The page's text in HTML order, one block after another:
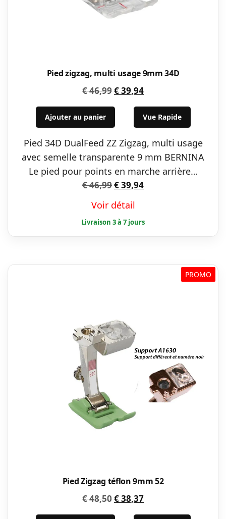
Pied zigzag, multi usage 9mm 34D
€46,99Le
prix
était :
€ 46,99.
€39,94Le
prix
actuel
est :
€ 39,94.
Ajouter au panier Vue Rapide
Pied 34D DualFeed ZZ Zigzag, multi usage
avec semelle transparente 9 mm BERNINA
Le pied pour points en marche arrière…
€46,99Le
initial
était :
€ 46,99.
€39,94Le
est :
€ 39,94.
Voir détail
PROMO
Pied Zigzag téflon 9mm 52
€48,50Le
prix
€38,37Le
prix